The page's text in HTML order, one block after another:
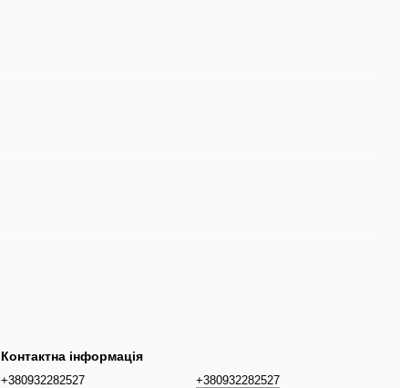
Контактна інформація
+380932282527
+380932282527